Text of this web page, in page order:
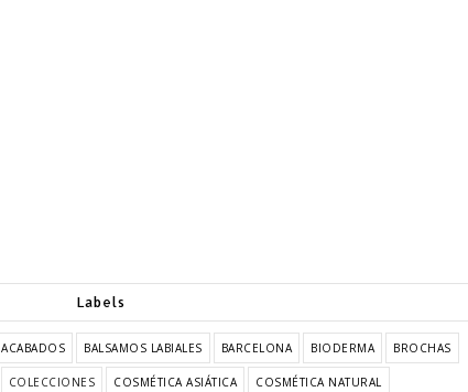
Labels
ACABADOS BALSAMOS LABIALES BARCELONA BIODERMA BROCHAS
COLECCIONES COSMÉTICA ASIÁTICA COSMÉTICA NATURAL